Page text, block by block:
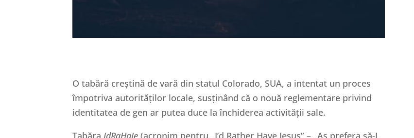
O tabără creștină de vară din statul Colorado, SUA, a intentat un proces
împotriva autorităților locale, susținând că o nouă reglementare privind
identitatea de gen ar putea duce la închiderea activității sale.
Tabăra IdRaHaJe (acronim pentru „I’d Rather Have Jesus” – „Aș prefera să-L